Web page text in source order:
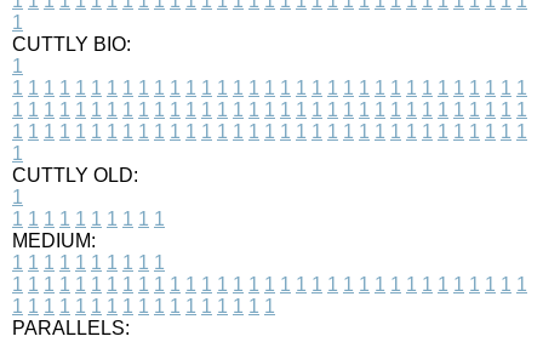
1
CUTTLY BIO:
1
1 1 1 1 1 1 1 1 1 1 1 1 1 1 1 1 1 1 1 1 1 1 1 1 1 1 1 1 1 1 1 1 1
1 1 1 1 1 1 1 1 1 1 1 1 1 1 1 1 1 1 1 1 1 1 1 1 1 1 1 1 1 1 1 1 1
1 1 1 1 1 1 1 1 1 1 1 1 1 1 1 1 1 1 1 1 1 1 1 1 1 1 1 1 1 1 1 1 1
1
CUTTLY OLD:
1
1 1 1 1 1 1 1 1 1 1
MEDIUM:
1 1 1 1 1 1 1 1 1 1
1 1 1 1 1 1 1 1 1 1 1 1 1 1 1 1 1 1 1 1 1 1 1 1 1 1 1 1 1 1 1 1 1
1 1 1 1 1 1 1 1 1 1 1 1 1 1 1 1 1
PARALLELS: